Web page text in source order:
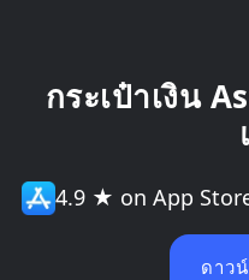
กระเป๋าเงิน
4.9 ★ on App
ดาว